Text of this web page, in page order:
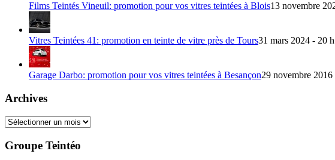
Films Teintés Vineuil: promotion pour vos vitres teintées à Blois13 novembre
Vitres Teintées 41: promotion en teinte de vitre près de Tours31 mars 2024 - 20
Garage Darbo: promotion pour vos vitres teintées à Besançon29 novembre
Archives
Archives
Groupe Teintéo